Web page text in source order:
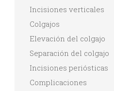
Incisiones verticales
Colgajos
Elevación del colgajo
Separación del colgajo
Incisiones periósticas
Complicaciones